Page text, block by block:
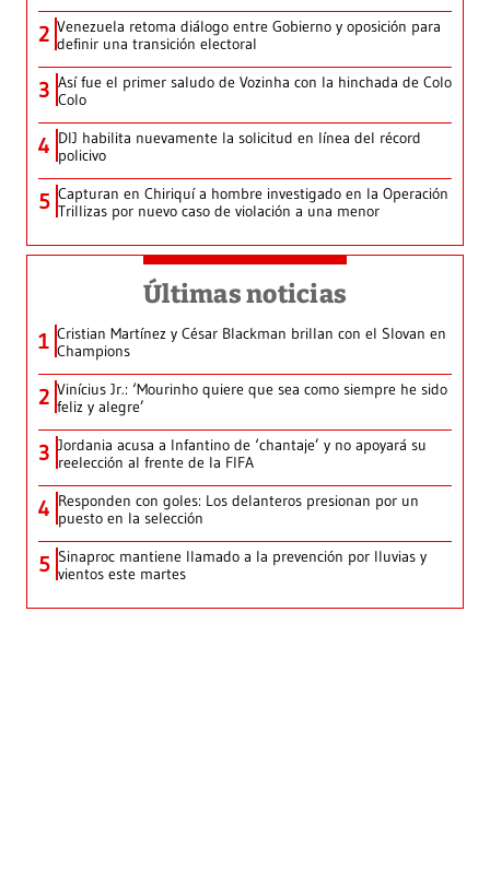
2 Venezuela retoma diálogo entre Gobierno y oposición para
definir una transición electoral
3 Así fue el primer saludo de Vozinha con la hinchada de Colo
Colo
4 DIJ habilita nuevamente la solicitud en línea del récord
policivo
5 Capturan en Chiriquí a hombre investigado en la Operación
Trillizas por nuevo caso de violación a una menor
Últimas noticias
1 Cristian Martínez y César Blackman brillan con el Slovan en
Champions
2 Vinícius Jr.: ‘Mourinho quiere que sea como siempre he sido
feliz y alegre’
3 Jordania acusa a Infantino de ‘chantaje’ y no apoyará su
reelección al frente de la FIFA
4 Responden con goles: Los delanteros presionan por un
puesto en la selección
5 Sinaproc mantiene llamado a la prevención por lluvias y
vientos este martes